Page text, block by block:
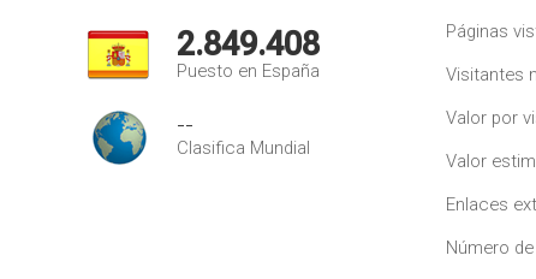
2.849.408
Puesto en España
--
Clasifica Mundial
Páginas
Visitantes
Valor por
Valor
Enlaces
Número